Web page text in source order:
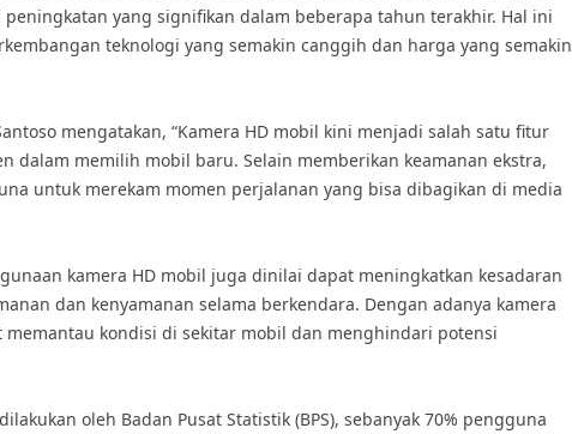
yang signifikan dalam beberapa tahun terakhir. Hal ini
teknologi yang semakin canggih dan harga yang semakin
mengatakan, “Kamera HD mobil kini menjadi salah satu fitur
dalam memilih mobil baru. Selain memberikan keamanan ekstra,
untuk merekam momen perjalanan yang bisa dibagikan di media
kamera HD mobil juga dinilai dapat meningkatkan kesadaran
dan kenyamanan selama berkendara. Dengan adanya kamera
memantau kondisi di sekitar mobil dan menghindari potensi
oleh Badan Pusat Statistik (BPS), sebanyak 70% pengguna